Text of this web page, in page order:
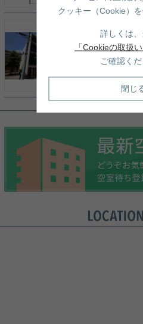
21.8 万円（管
クッキー（Cookie）を
詳しくは
「Cookieの取扱
ご確認くだ
閉じ